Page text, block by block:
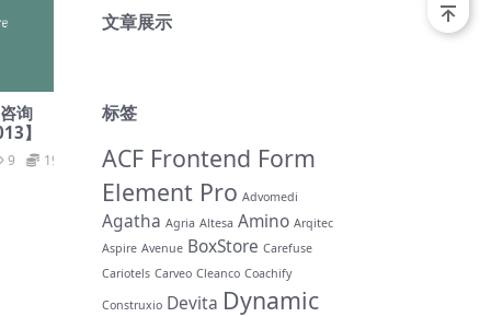
询
】
9 19.9
文章展示
标签
ACF Frontend Form
Element Pro Advomedi
Agatha Agria Altesa Amino Arqitec
Aspire Avenue BoxStore Carefuse
Cariotels Carveo Cleanco Coachify
Construxio Devita Dynamic